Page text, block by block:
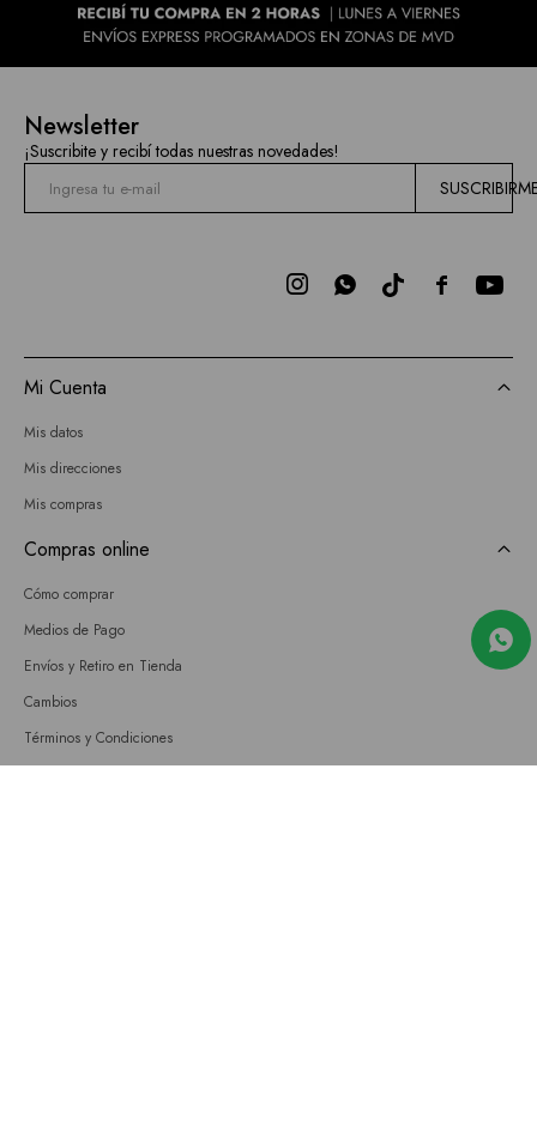
Newsletter
¡Suscribite y recibí todas nuestras novedades!

 
Mi Cuenta
Mis datos
Mis direcciones
Mis compras
Compras online
Cómo comprar
Medios de Pago
Envíos y Retiro en Tienda
Cambios
Términos y Condiciones